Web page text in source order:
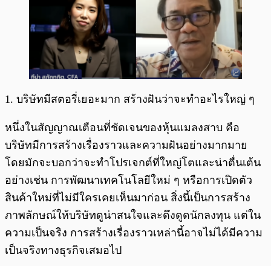
1. บริษัทมีสตอรี่เยอะมาก สร้างฝันว่าจะทำอะไรใหญ่ ๆ
หนึ่งในสัญญาณเตือนที่ชัดเจนของหุ้นแมลงสาบ คือ
บริษัทมีการสร้างเรื่องราวและความฝันอย่างมากมาย
โดยมักจะบอกว่าจะทำโปรเจกต์ที่ใหญ่โตและน่าตื่นเต้น
อย่างเช่น การพัฒนาเทคโนโลยีใหม่ ๆ หรือการเปิดตัว
สินค้าใหม่ที่ไม่มีใครเคยเห็นมาก่อน สิ่งนี้เป็นการสร้าง
ภาพลักษณ์ให้บริษัทดูน่าสนใจและดึงดูดนักลงทุน แต่ใน
ความเป็นจริง การสร้างเรื่องราวเหล่านี้อาจไม่ได้มีความ
เป็นจริงทางธุรกิจเสมอไป